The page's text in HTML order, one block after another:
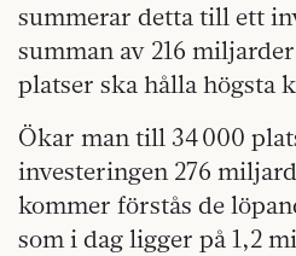
summerar detta till ett
summan av 216
platser ska hålla högsta
Ökar man till 34 000
investeringen 276
kommer förstås de
som i dag ligger på 1,2